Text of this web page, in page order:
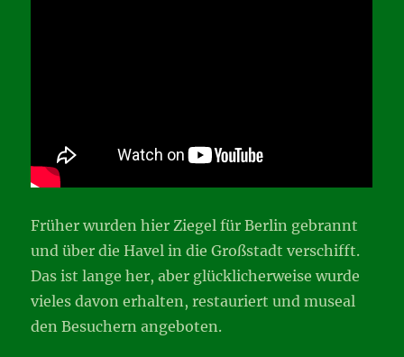
Früher wurden hier Ziegel für Berlin gebrannt
und über die Havel in die Großstadt verschifft.
Das ist lange her, aber glücklicherweise wurde
vieles davon erhalten, restauriert und museal
den Besuchern angeboten.